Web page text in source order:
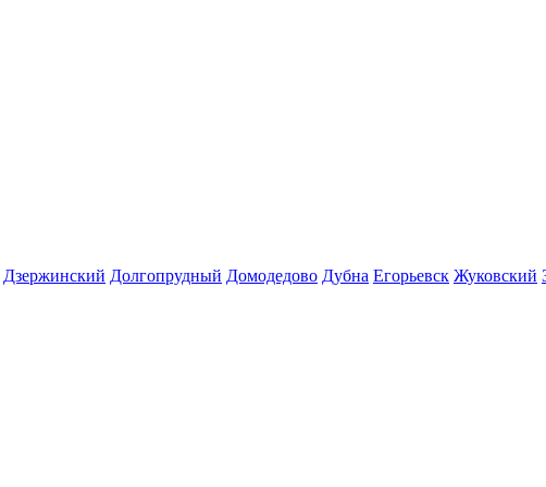
Дзержинский Долгопрудный Домодедово Дубна Егорьевск Жуковский